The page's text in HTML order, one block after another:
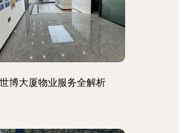
世博大厦物业服务全解析